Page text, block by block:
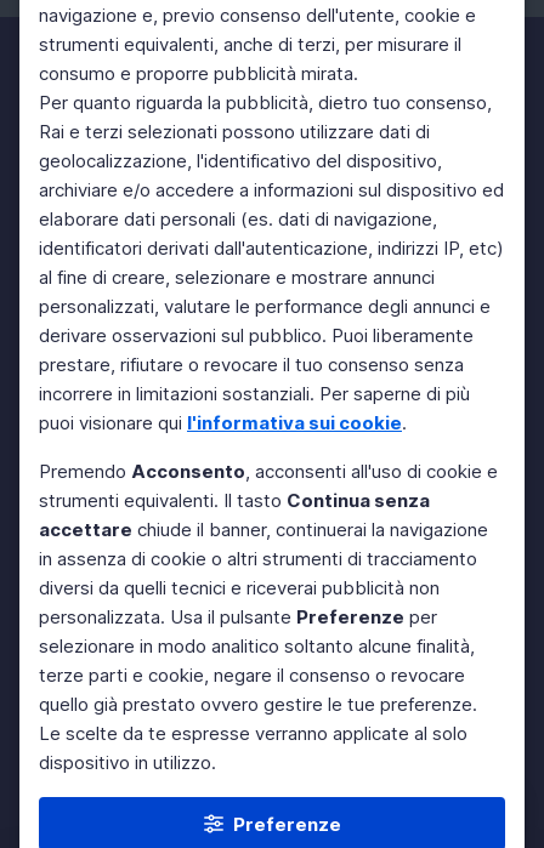
navigazione e, previo consenso dell'utente, cookie e
strumenti equivalenti, anche di terzi, per misurare il
consumo e proporre pubblicità mirata.
Per quanto riguarda la pubblicità, dietro tuo consenso,
Rai e terzi selezionati possono utilizzare dati di
geolocalizzazione, l'identificativo del dispositivo,
archiviare e/o accedere a informazioni sul dispositivo ed
elaborare dati personali (es. dati di navigazione,
identificatori derivati dall'autenticazione, indirizzi IP, etc)
al fine di creare, selezionare e mostrare annunci
personalizzati, valutare le performance degli annunci e
derivare osservazioni sul pubblico. Puoi liberamente
prestare, rifiutare o revocare il tuo consenso senza
incorrere in limitazioni sostanziali. Per saperne di più
puoi visionare qui l'informativa sui cookie.
Premendo Acconsento, acconsenti all'uso di cookie e
strumenti equivalenti. Il tasto Continua senza
accettare chiude il banner, continuerai la navigazione
in assenza di cookie o altri strumenti di tracciamento
diversi da quelli tecnici e riceverai pubblicità non
personalizzata. Usa il pulsante Preferenze per
selezionare in modo analitico soltanto alcune finalità,
terze parti e cookie, negare il consenso o revocare
quello già prestato ovvero gestire le tue preferenze.
Le scelte da te espresse verranno applicate al solo
dispositivo in utilizzo.
Preferenze